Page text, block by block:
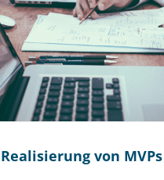
Realisierung von MVPs